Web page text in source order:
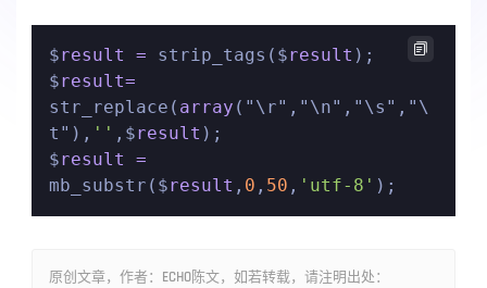
$result = strip_tags($result );
$result=
str_replace( array ("\r","\n","\s","\
t"), '' ,$result );
$result
=
mb_substr($result , 0 , 50 , 'utf-8' );

原创文章，作者：ECHO陈文，如若转载，请注明出处：